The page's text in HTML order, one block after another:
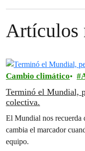
Artículos
Cambio climático
Terminó el Mundial,
colectiva.
El Mundial nos recuerda
cambia el marcador
equipo.